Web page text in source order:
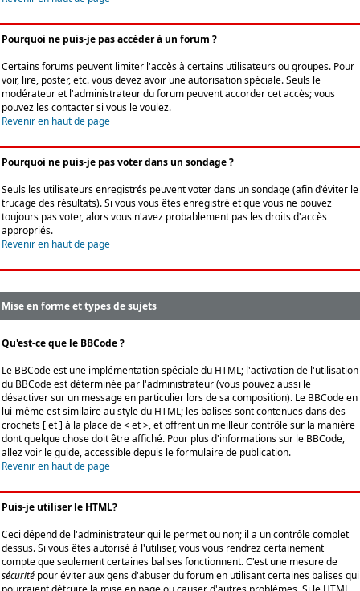
Pourquoi ne puis-je pas accéder à un forum ?
Certains forums peuvent limiter l'accès à certains utilisateurs ou groupes. Pour
voir, lire, poster, etc. vous devez avoir une autorisation spéciale. Seuls le
modérateur et l'administrateur du forum peuvent accorder cet accès; vous
pouvez les contacter si vous le voulez.
Revenir en haut de page
Pourquoi ne puis-je pas voter dans un sondage ?
Seuls les utilisateurs enregistrés peuvent voter dans un sondage (afin d'éviter le
trucage des résultats). Si vous vous êtes enregistré et que vous ne pouvez
toujours pas voter, alors vous n'avez probablement pas les droits d'accès
appropriés.
Revenir en haut de page
Mise en forme et types de sujets
Qu'est-ce que le BBCode ?
Le BBCode est une implémentation spéciale du HTML; l'activation de l'utilisation
du BBCode est déterminée par l'administrateur (vous pouvez aussi le
désactiver sur un message en particulier lors de sa composition). Le BBCode en
lui-même est similaire au style du HTML; les balises sont contenues dans des
crochets [ et ] à la place de < et >, et offrent un meilleur contrôle sur la manière
dont quelque chose doit être affiché. Pour plus d'informations sur le BBCode,
allez voir le guide, accessible depuis le formulaire de publication.
Revenir en haut de page
Puis-je utiliser le HTML?
Ceci dépend de l'administrateur qui le permet ou non; il a un contrôle complet
dessus. Si vous êtes autorisé à l'utiliser, vous vous rendrez certainement
compte que seulement certaines balises fonctionnent. C'est une mesure de
sécurité pour éviter aux gens d'abuser du forum en utilisant certaines balises qui